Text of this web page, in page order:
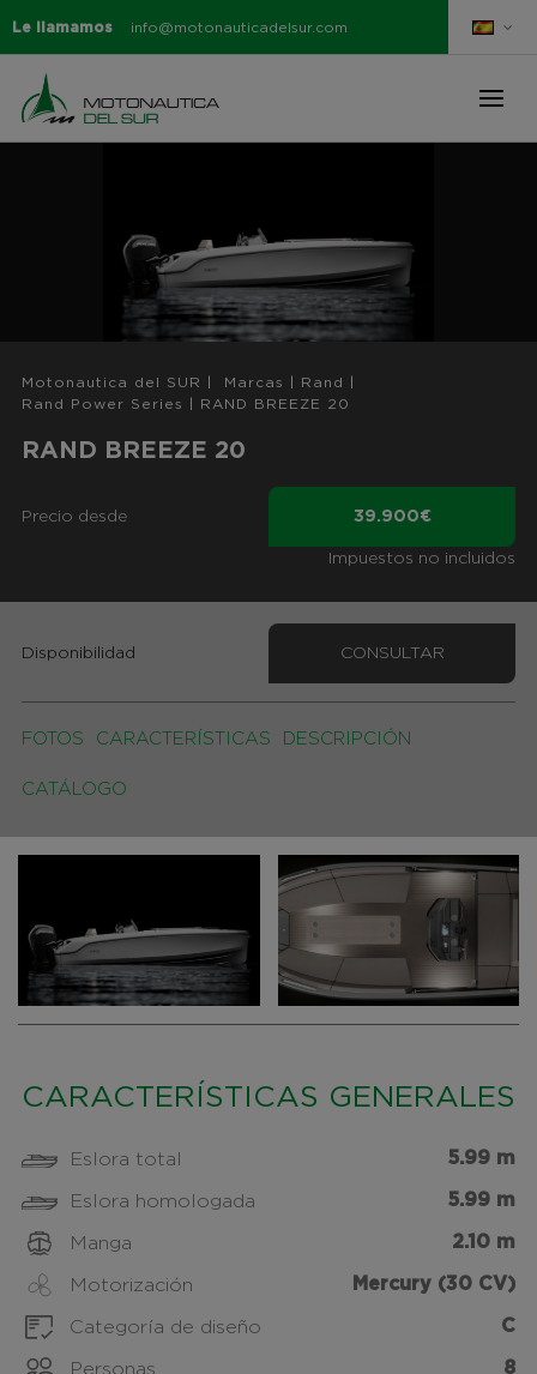
Le llamamos info@motonauticadelsur.com
Motonautica del SUR Marcas Rand
Rand Power Series
RAND BREEZE 20
RAND BREEZE 20
Precio desde 39.900€
Impuestos no incluidos
FOTOS CARACTERÍSTICAS DESCRIPCIÓN
CATÁLOGO
Disponibilidad CONSULTAR
CARACTERÍSTICAS GENERALES
Eslora total 5.99 m
Eslora homologada 5.99 m
Manga 2.10 m
Motorización Mercury (30 CV)
Categoría de diseño C
Personas 8